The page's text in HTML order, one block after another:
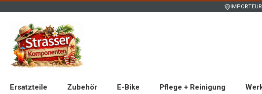
Ersatzteile Zubehör E-Bike Pflege + Reinigung